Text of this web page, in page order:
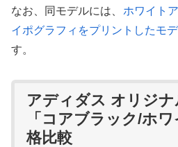
なお、同モデルには、
ホワイト
イポグラフィをプリントしたモ
す。
アディダス オリジ
「コアブラック/ホ
格比較